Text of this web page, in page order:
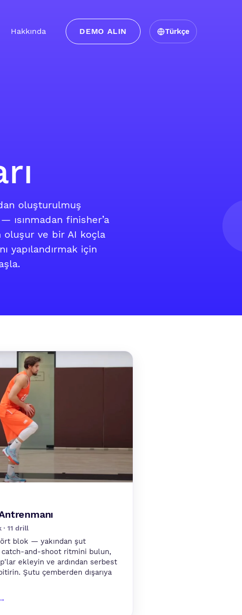
Hakkında DEMO ALIN Türkçe
oluşturulmuş
ısınmadan finisher’a
oluşur ve bir AI koçla
yapılandırmak için
11 drill
blok — yakından şut
and-shoot ritmini bulun,
ekleyin ve ardından serbest
Şutu çemberden dışarıya